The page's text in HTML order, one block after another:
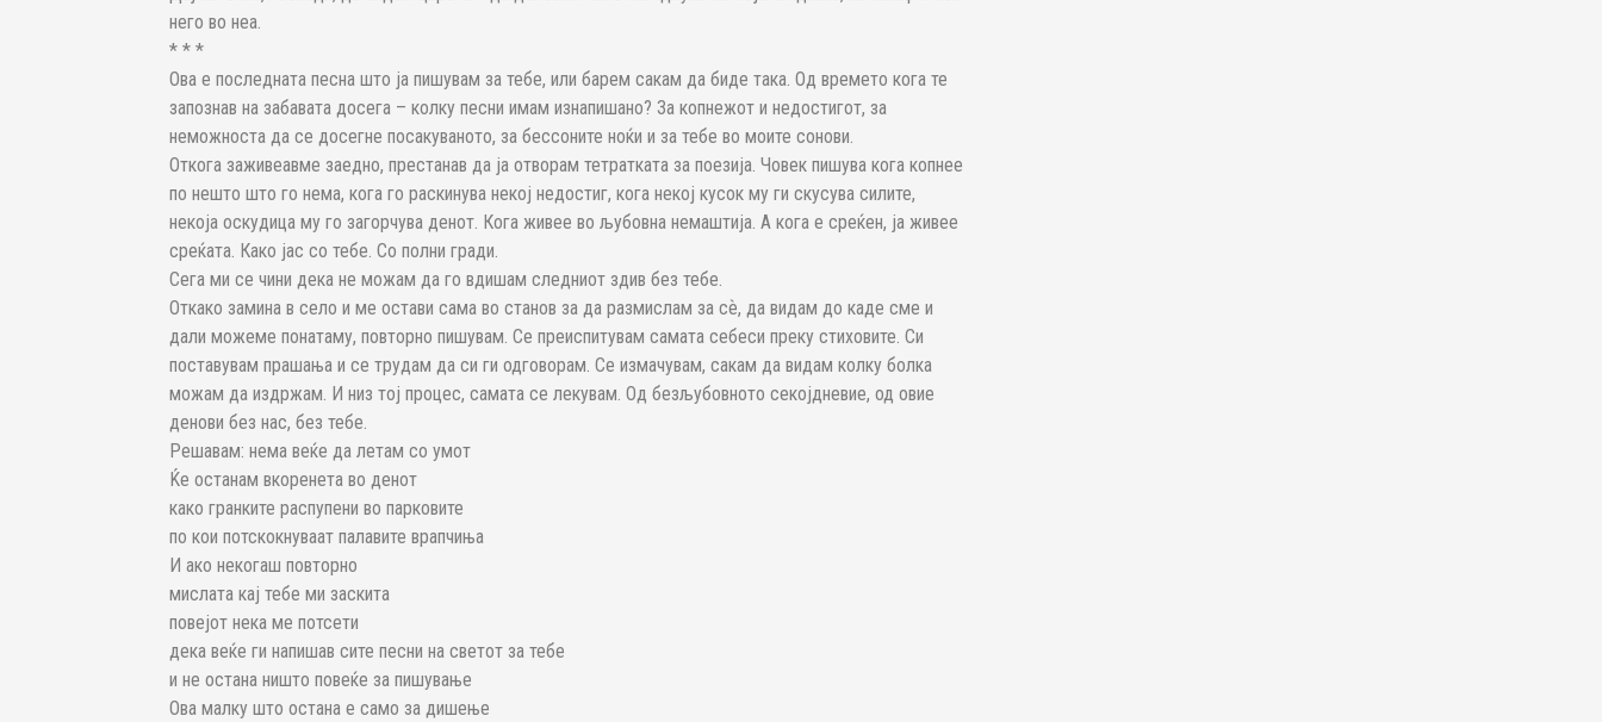
него во неа.
* * *
Ова е последната песна што ја пишувам за тебе, или барем сакам да биде така. Од времето кога те
запознав на забавата досега – колку песни имам изнапишано? За копнежот и недостигот, за
неможноста да се досегне посакуваното, за бессоните ноќи и за тебе во моите сонови.
Откога заживеавме заедно, престанав да ја отворам тетратката за поезија. Човек пишува кога копнее
по нешто што го нема, кога го раскинува некој недостиг, кога некој кусок му ги скусува силите,
некоја оскудица му го загорчува денот. Кога живее во љубовна немаштија. А кога е среќен, ја живее
среќата. Како јас со тебе. Со полни гради.
Сега ми се чини дека не можам да го вдишам следниот здив без тебе.
Откако замина в село и ме остави сама во станов за да размислам за сѐ, да видам до каде сме и
дали можеме понатаму, повторно пишувам. Се преиспитувам самата себеси преку стиховите. Си
поставувам прашања и се трудам да си ги одговорам. Се измачувам, сакам да видам колку болка
можам да издржам. И низ тој процес, самата се лекувам. Од безљубовното секојдневие, од овие
денови без нас, без тебе.
Решавам: нема веќе да летам со умот
Ќе останам вкоренета во денот
како гранките распупени во парковите
по кои потскокнуваат палавите врапчиња
И ако некогаш повторно
мислата кај тебе ми заскита
повејот нека ме потсети
дека веќе ги напишав сите песни на светот за тебе
и не остана ништо повеќе за пишување
Ова малку што остана е само за дишење